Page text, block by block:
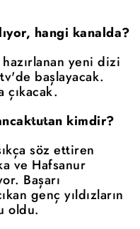
hangi kanalda?
yeni dizi
başlayacak.
çıkacak.
kimdir?
söz ettiren
ve Hafsanur
Başarı
genç yıldızların
oldu.